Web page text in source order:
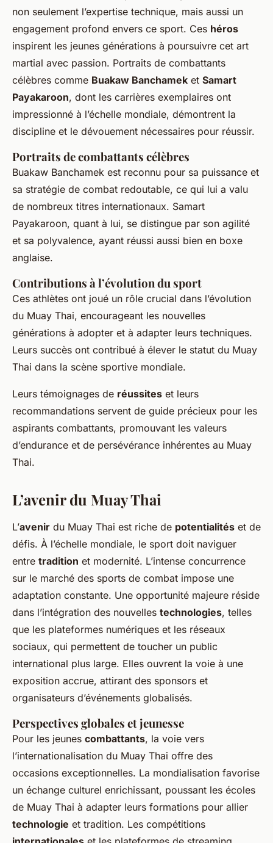
non seulement l’expertise technique, mais aussi un
engagement profond envers ce sport. Ces héros
inspirent les jeunes générations à poursuivre cet art
martial avec passion. Portraits de combattants
célèbres comme Buakaw Banchamek et Samart
Payakaroon, dont les carrières exemplaires ont
impressionné à l’échelle mondiale, démontrent la
discipline et le dévouement nécessaires pour réussir.
Portraits de combattants célèbres
Buakaw Banchamek est reconnu pour sa puissance et
sa stratégie de combat redoutable, ce qui lui a valu
de nombreux titres internationaux. Samart
Payakaroon, quant à lui, se distingue par son agilité
et sa polyvalence, ayant réussi aussi bien en boxe
anglaise.
Contributions à l’évolution du sport
Ces athlètes ont joué un rôle crucial dans l’évolution
du Muay Thai, encourageant les nouvelles
générations à adopter et à adapter leurs techniques.
Leurs succès ont contribué à élever le statut du Muay
Thai dans la scène sportive mondiale.
Leurs témoignages de réussites et leurs
recommandations servent de guide précieux pour les
aspirants combattants, promouvant les valeurs
d’endurance et de persévérance inhérentes au Muay
Thai.
L’avenir du Muay Thai
L’avenir du Muay Thai est riche de potentialités et de
défis. À l’échelle mondiale, le sport doit naviguer
entre tradition et modernité. L’intense concurrence
sur le marché des sports de combat impose une
adaptation constante. Une opportunité majeure réside
dans l’intégration des nouvelles technologies, telles
que les plateformes numériques et les réseaux
sociaux, qui permettent de toucher un public
international plus large. Elles ouvrent la voie à une
exposition accrue, attirant des sponsors et
organisateurs d’événements globalisés.
Perspectives globales et jeunesse
Pour les jeunes combattants, la voie vers
l’internationalisation du Muay Thai offre des
occasions exceptionnelles. La mondialisation favorise
un échange culturel enrichissant, poussant les écoles
de Muay Thai à adapter leurs formations pour allier
technologie et tradition. Les compétitions